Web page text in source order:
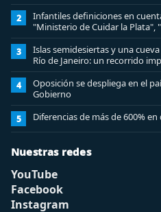
2
Infantiles definiciones en
"Ministerio de Cuidar la Plata",
3
Islas semidesiertas y una
Río de Janeiro: un recorrido
4
Oposición se despliega en el
Gobierno
5 Diferencias de más de 600%
Nuestras redes
YouTube
Facebook
Instagram